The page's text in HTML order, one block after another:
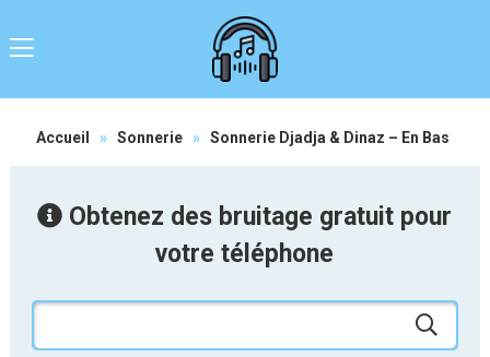
Accueil » Sonnerie » Sonnerie Djadja & Dinaz – En Bas
Obtenez des bruitage gratuit pour
votre téléphone